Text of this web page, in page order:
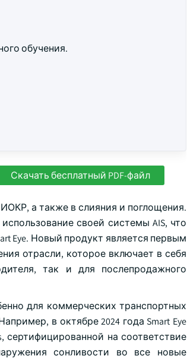
обучения.
Скачать бесплатный PDF-файл
а также в слияния и поглощения.
своей системы AIS, что
Eye. Новый продукт является первым
отрасли, которое включает в себя
так и для послепродажного
для коммерческих транспортных
в октябре 2024 года Smart Eye
сертифицированной на соответствие
сонливости во все новые